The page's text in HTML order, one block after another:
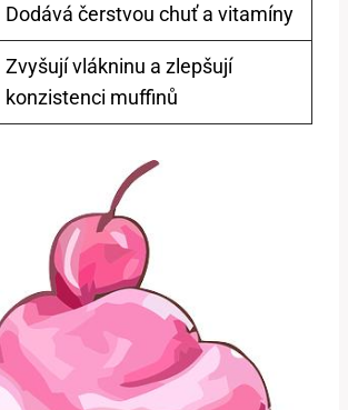
Dodává čerstvou chuť a vitamíny
Zvyšují vlákninu a zlepšují
konzistenci muffinů